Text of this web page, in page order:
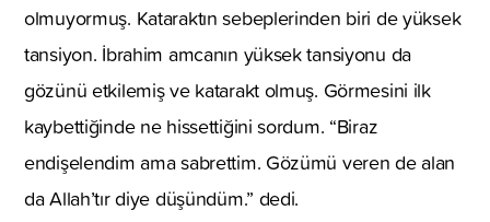
olmuyormuş. Kataraktın sebeplerinden biri de yüksek
tansiyon. İbrahim amcanın yüksek tansiyonu da
gözünü etkilemiş ve katarakt olmuş. Görmesini ilk
kaybettiğinde ne hissettiğini sordum. “Biraz
endişelendim ama sabrettim. Gözümü veren de alan
da Allah’tır diye düşündüm.” dedi.